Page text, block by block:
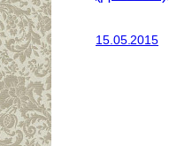
15.05.2015